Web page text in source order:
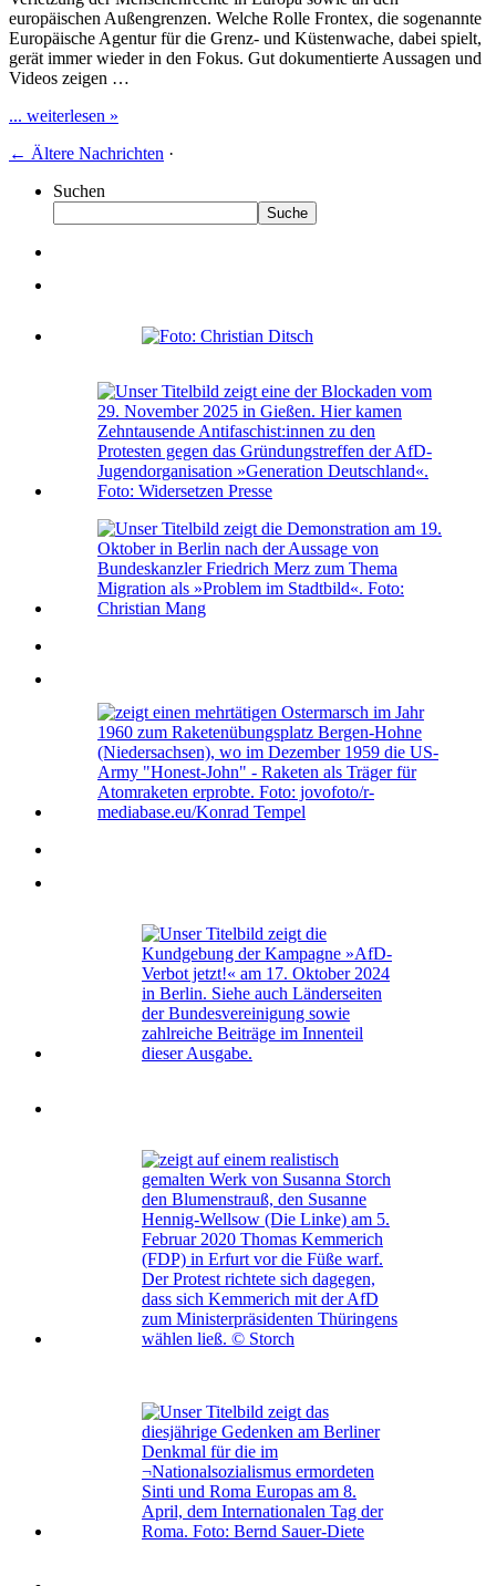
europäischen Außengrenzen. Welche Rolle Frontex, die sogenannte
Europäische Agentur für die Grenz- und Küstenwache, dabei spielt,
gerät immer wieder in den Fokus. Gut dokumentierte Aussagen und
Videos zeigen …
... weiterlesen »
← Ältere Nachrichten ·
Suchen
Suche